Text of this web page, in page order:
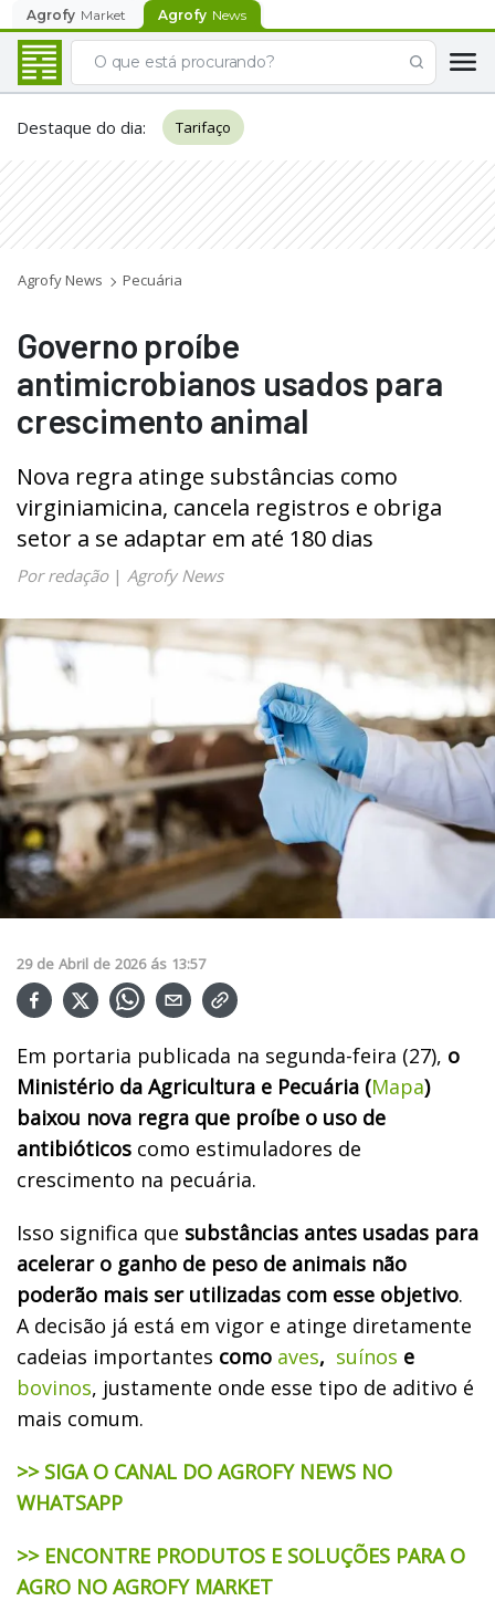
Agrofy Market Agrofy News
Destaque do dia: Tarifaço
Agrofy News Pecuária
Governo proíbe
antimicrobianos usados para
crescimento animal
Nova regra atinge substâncias como
virginiamicina, cancela registros e obriga
setor a se adaptar em até 180 dias
Por redação| Agrofy News
29 de Abril de 2026 ás 13:57
Em portaria publicada na segunda-feira (27), o
Ministério da Agricultura e Pecuária (Mapa)
baixou nova regra que proíbe o uso de
antibióticos como estimuladores de
crescimento na pecuária.
Isso significa que substâncias antes usadas para
acelerar o ganho de peso de animais não
poderão mais ser utilizadas com esse objetivo.
A decisão já está em vigor e atinge diretamente
cadeias importantes como aves, suínos e
bovinos, justamente onde esse tipo de aditivo é
mais comum.
>> SIGA O CANAL DO AGROFY NEWS NO
WHATSAPP
>> ENCONTRE PRODUTOS E SOLUÇÕES PARA O
AGRO NO AGROFY MARKET